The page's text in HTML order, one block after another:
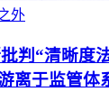
判“清晰度
离于监管体